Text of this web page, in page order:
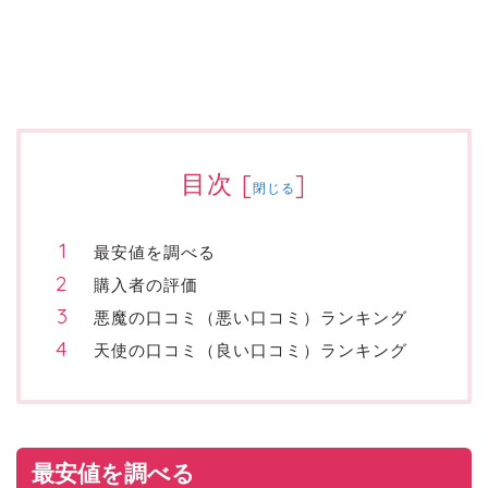
目次 [閉じる]
最安値を調べる
購入者の評価
悪魔の口コミ（悪い口コミ）ランキング
天使の口コミ（良い口コミ）ランキング
最安値を調べる